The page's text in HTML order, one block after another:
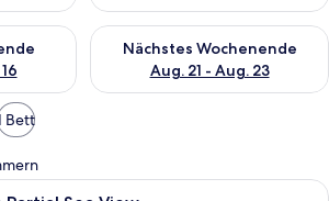
für dieses Wochenende, Aug. 14
Nächstes Wochenende
Aug. 21 - Aug. 23
Überprüfe die Verfügbarkeit
Bett
Zimmersafe,